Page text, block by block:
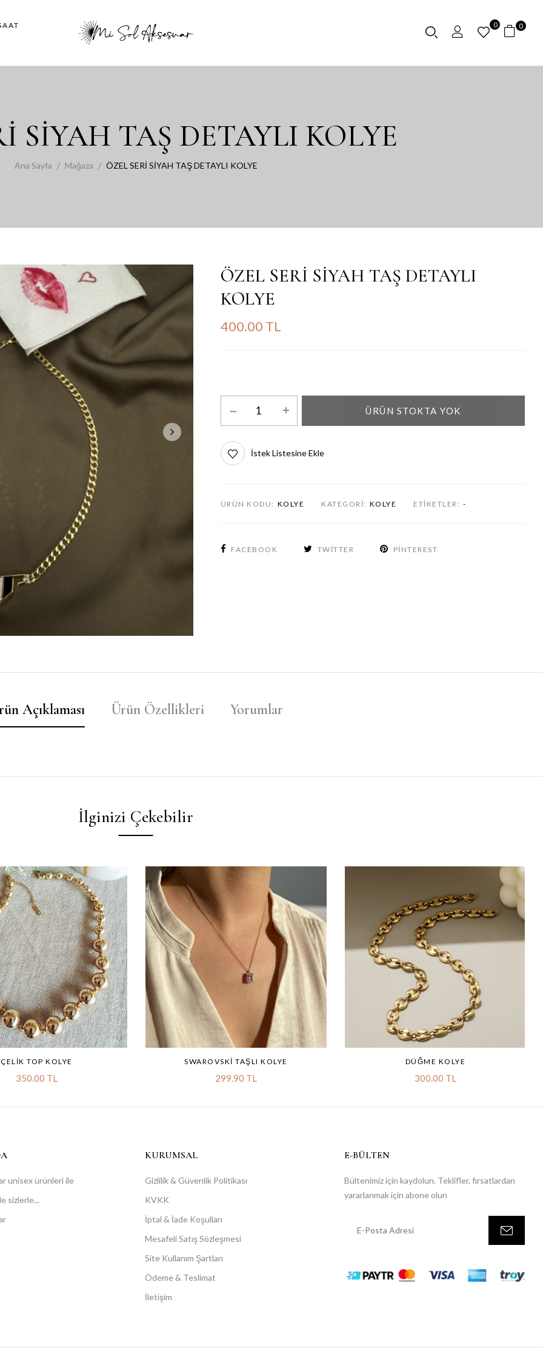
0 0
SİYAH TAŞ DETAYLI KOLYE
Ana Sayfa Mağaza ÖZEL SERİ SİYAH TAŞ DETAYLI KOLYE
ÖZEL SERİ SİYAH TAŞ DETAYLI
KOLYE
400.00 TL
ÜRÜN STOKTA YOK
İstek Listesine Ekle
ÜRÜN KODU: KOLYE KATEGORI: KOLYE ETIKETLER: -
FACEBOOK TWITTER PINTEREST
Açıklaması Ürün Özellikleri Yorumlar
İlginizi Çekebilir
ÇELIK TOP KOLYE
350.00 TL
SWAROVSKI TAŞLI KOLYE
299.90 TL
DÜĞME KOLYE
300.00 TL
unisex ürünleri ile
sizlerle...
KURUMSAL
Gizlilik & Güvenlik Politikası
KVKK
İptal & İade Koşulları
Mesafeli Satış Sözleşmesi
Site Kullanım Şartları
Ödeme & Teslimat
İletişim
E-BÜLTEN
Bültenimiz için kaydolun. Teklifler, fırsatlardan
yararlanmak için abone olun